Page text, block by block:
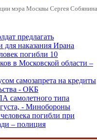
мэра Москвы Сергея
предлагать
для наказания Ирана
погибли 10
в Московской области –
самозапрета на кредиты
- ОКБ
самолетного типа
- Минобороны
погибли при
– полиция